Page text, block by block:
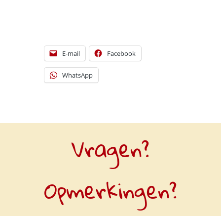
E-mail Facebook
WhatsApp
Vragen?
Opmerkingen?